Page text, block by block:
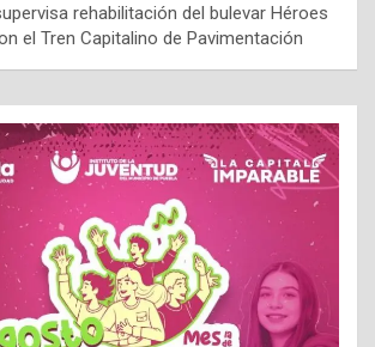
rehabilitación del bulevar Héroes
el Tren Capitalino de Pavimentación